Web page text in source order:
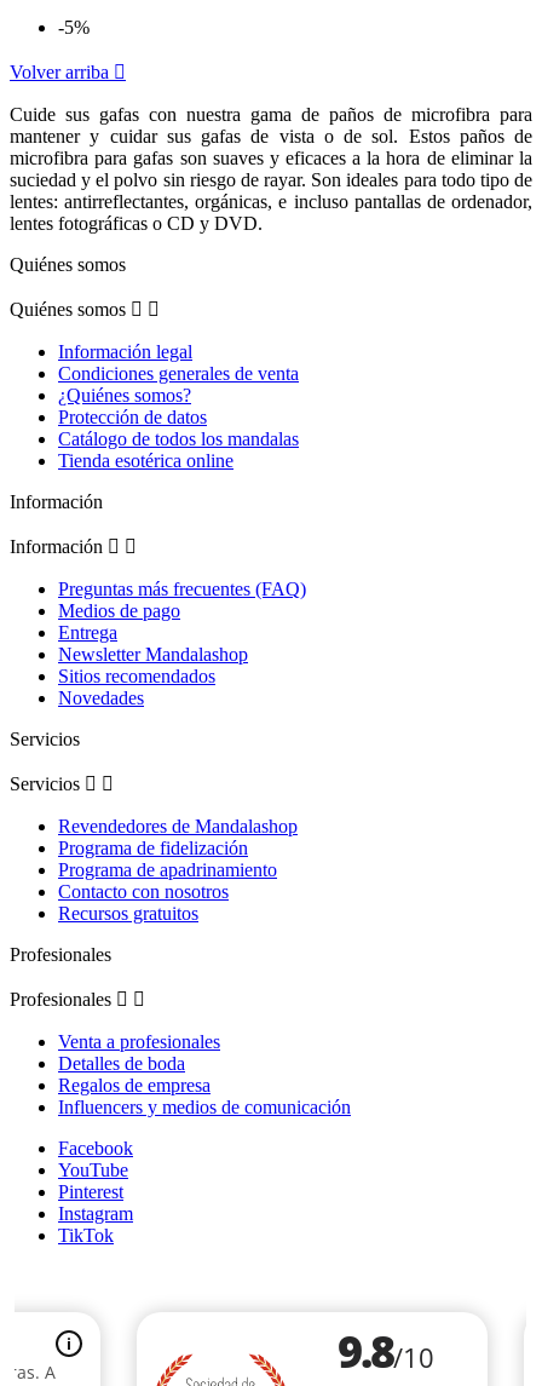
-5%
Volver arriba 
Cuide sus gafas con nuestra gama de paños de microfibra para
mantener y cuidar sus gafas de vista o de sol. Estos paños de
microfibra para gafas son suaves y eficaces a la hora de eliminar la
suciedad y el polvo sin riesgo de rayar. Son ideales para todo tipo de
lentes: antirreflectantes, orgánicas, e incluso pantallas de ordenador,
lentes fotográficas o CD y DVD.
Quiénes somos
Quiénes somos  
Información legal
Condiciones generales de venta
¿Quiénes somos?
Protección de datos
Catálogo de todos los mandalas
Tienda esotérica online
Información
Información  
Preguntas más frecuentes (FAQ)
Medios de pago
Entrega
Newsletter Mandalashop
Sitios recomendados
Novedades
Servicios
Servicios  
Revendedores de Mandalashop
Programa de fidelización
Programa de apadrinamiento
Contacto con nosotros
Recursos gratuitos
Profesionales
Profesionales  
Venta a profesionales
Detalles de boda
Regalos de empresa
Influencers y medios de comunicación
Facebook
YouTube
Pinterest
Instagram
TikTok